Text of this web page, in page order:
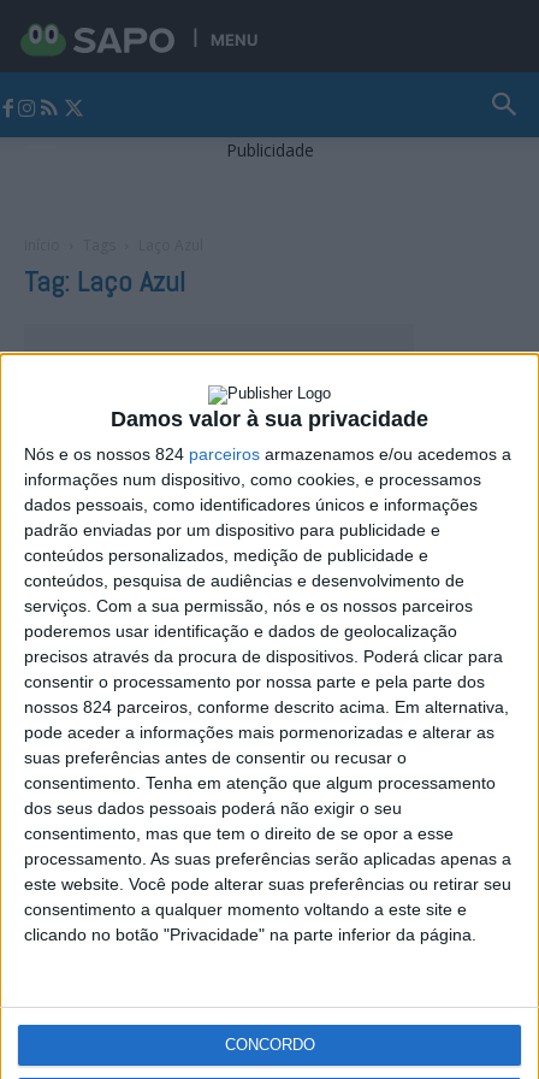
Damos valor à sua privacidade
Nós e os nossos 824 parceiros armazenamos e/ou acedemos a
informações num dispositivo, como cookies, e processamos
dados pessoais, como identificadores únicos e informações
padrão enviadas por um dispositivo para publicidade e
conteúdos personalizados, medição de publicidade e
conteúdos, pesquisa de audiências e desenvolvimento de
serviços. Com a sua permissão, nós e os nossos parceiros
poderemos usar identificação e dados de geolocalização
precisos através da procura de dispositivos. Poderá clicar para
consentir o processamento por nossa parte e pela parte dos
nossos 824 parceiros, conforme descrito acima. Em alternativa,
pode aceder a informações mais pormenorizadas e alterar as
suas preferências antes de consentir ou recusar o
consentimento. Tenha em atenção que algum processamento
dos seus dados pessoais poderá não exigir o seu
consentimento, mas que tem o direito de se opor a esse
processamento. As suas preferências serão aplicadas apenas a
este website. Você pode alterar suas preferências ou retirar seu
consentimento a qualquer momento voltando a este site e
clicando no botão "Privacidade" na parte inferior da página.
CONCORDO
MENU
Publicidade
Tag: Laço Azul
Laço Azul envolve Monforte
Redacção - 19 de Maio, 2021
Publicidade
Publicidade
RSS X